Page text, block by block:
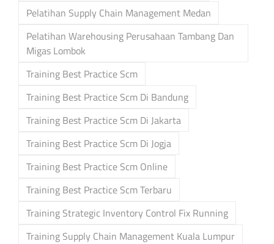
Pelatihan Supply Chain Management Medan
Pelatihan Warehousing Perusahaan Tambang Dan
Migas Lombok
Training Best Practice Scm
Training Best Practice Scm Di Bandung
Training Best Practice Scm Di Jakarta
Training Best Practice Scm Di Jogja
Training Best Practice Scm Online
Training Best Practice Scm Terbaru
Training Strategic Inventory Control Fix Running
Training Supply Chain Management Kuala Lumpur